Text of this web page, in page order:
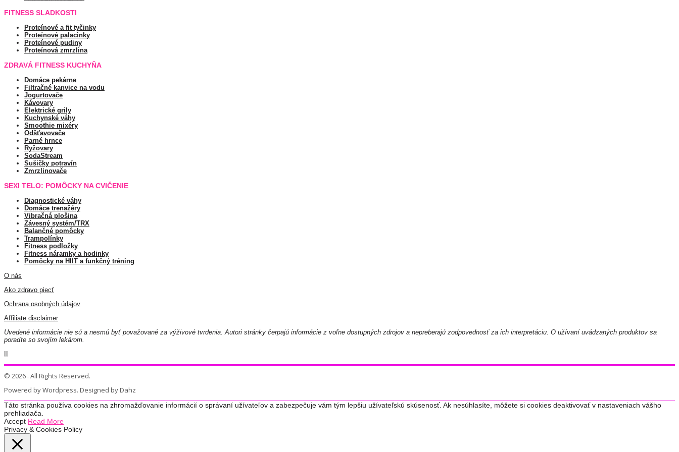
FITNESS SLADKOSTI
Proteínové a fit tyčinky
Proteínové palacinky
Proteínové pudiny
Proteínová zmrzlina
ZDRAVÁ FITNESS KUCHYŇA
Domáce pekárne
Filtračné kanvice na vodu
Jogurtovače
Kávovary
Elektrické grily
Kuchynské váhy
Smoothie mixéry
Odšťavovače
Parné hrnce
Ryžovary
SodaStream
Sušičky potravín
Zmrzlinovače
SEXI TELO: POMÔCKY NA CVIČENIE
Diagnostické váhy
Domáce trenažéry
Vibračná plošina
Závesný systém/TRX
Balančné pomôcky
Trampolínky
Fitness podložky
Fitness náramky a hodinky
Pomôcky na HIIT a funkčný tréning
O nás
Ako zdravo piecť
Ochrana osobných údajov
Affiliate disclaimer
Uvedené informácie nie sú a nesmú byť považované za výživové tvrdenia. Autori stránky čerpajú informácie z voľne dostupných zdrojov a nepreberajú zodpovednosť za ich interpretáciu. O užívaní uvádzaných produktov sa
poraďte so svojím lekárom.
© 2026 . All Rights Reserved.
Powered by Wordpress. Designed by Dahz
Táto stránka používa cookies na zhromažďovanie informácií o správaní užívateľov a zabezpečuje vám tým lepšiu užívateľskú skúsenosť. Ak nesúhlasíte, môžete si cookies deaktivovať v nastaveniach vášho
prehliadača.
Accept Read More
Privacy & Cookies Policy